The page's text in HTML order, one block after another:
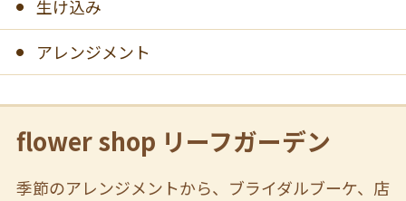
生け込み
アレンジメント
flower shop リーフガーデン
季節のアレンジメントから、ブライダルブーケ、店